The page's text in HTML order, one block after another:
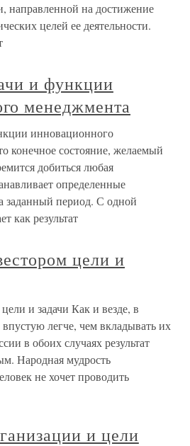
направленной на достижение
целей ее деятельности.
и функции
менеджмента
инновационного
конечное состояние, желаемый
добиться любая
определенные
заданный период. С одной
как результат
цели и
и задачи Как и везде, в
легче, чем вкладывать их
в обоих случаях результат
Народная мудрость
не хочет проводить
и цели